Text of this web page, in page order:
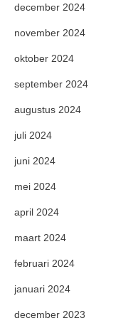
december 2024
november 2024
oktober 2024
september 2024
augustus 2024
juli 2024
juni 2024
mei 2024
april 2024
maart 2024
februari 2024
januari 2024
december 2023